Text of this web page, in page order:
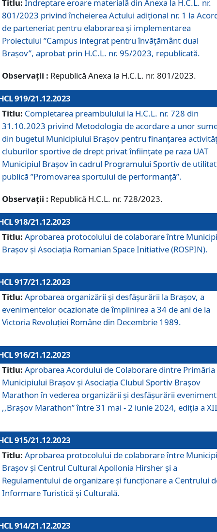
Titlu: Îndreptare eroare materială din Anexa la H.C.L. nr.
801/2023 privind încheierea Actului adițional nr. 1 la
de parteneriat pentru elaborarea și implementarea
Proiectului ”Campus integrat pentru învățământ dual
Brașov”, aprobat prin H.C.L. nr. 95/2023, republicată.
Observații : Republică Anexa la H.C.L. nr. 801/2023.
919/21.12.2023
Titlu: Completarea preambulului la H.C.L. nr. 728 din
31.10.2023 privind Metodologia de acordare a unor
din bugetul Municipiului Brașov pentru finanțarea
cluburilor sportive de drept privat înființate pe raza UAT
Municipiul Brașov în cadrul Programului Sportiv de
publică ”Promovarea sportului de performanță”.
Observații : Republică H.C.L. nr. 728/2023.
918/21.12.2023
Titlu: Aprobarea protocolului de colaborare între
Brașov și Asociația Romanian Space Initiative (ROSPIN).
917/21.12.2023
Titlu: Aprobarea organizării şi desfăşurării la Braşov, a
evenimentelor ocazionate de împlinirea a 34 de ani de la
Victoria Revoluţiei Române din Decembrie 1989.
916/21.12.2023
Titlu: Aprobarea Acordului de Colaborare dintre Primăria
Municipiului Brașov și Asociația Clubul Sportiv Brașov
Marathon în vederea organizării și desfășurării
,,Brașov Marathon” între 31 mai - 2 iunie 2024, ediția a
915/21.12.2023
Titlu: Aprobarea protocolului de colaborare între
Brașov și Centrul Cultural Apollonia Hirsher și a
Regulamentului de organizare și funcționare a Centrului
Informare Turistică și Culturală.
914/21.12.2023